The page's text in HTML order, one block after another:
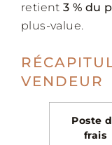
retient3 % du
plus-value.
VENDEUR
Poste
frais